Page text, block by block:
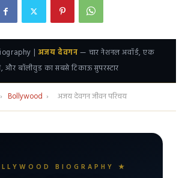
| अजय देवगन — चार नेशनल अवॉर्ड, एक
और बॉलीवुड का सबसे टिकाऊ सुपरस्टार
› Bollywood › अजय देवगन जीवन परिचय
BIOGRAPHY ★